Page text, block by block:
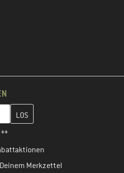
ein und erstelle im nächsten
**
Merkzettel